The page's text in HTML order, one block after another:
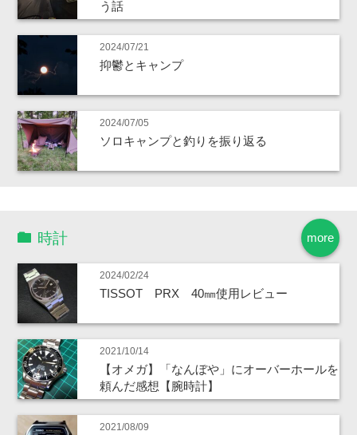
う話
2024/07/21
抑鬱とキャンプ
2024/07/05
ソロキャンプと釣りを振り返る
more
時計
2024/02/24
TISSOT PRX 40㎜使用レビュー
2021/10/14
【オメガ】「なんぼや」にオーバーホールを
頼んだ感想【腕時計】
2021/08/09